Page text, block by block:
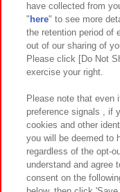
関連会社
プライバシーポリシー
お取引先さま
カスタマーハラスメント
have collected from
" here" to see more
the retention period of
out of our sharing of
Please click [Do Not
exercise your right.
Please note that even
preference signals , if
cookies and other
you will be deemed to
regardless of the opt-
understand and agree
consent on the